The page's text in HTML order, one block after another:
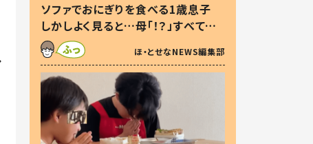
ソファでおにぎりを食べる1歳息子
しかしよく見ると…母「！？」すべてを
察した母の投稿に「可愛いから許
す！」「現行犯〜」
ほ・とせなNEWS編集部